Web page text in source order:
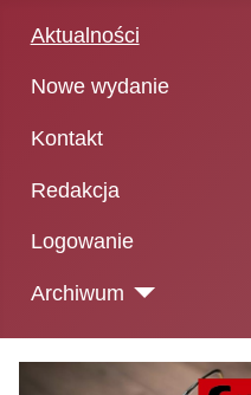
Aktualności
Nowe wydanie
Kontakt
Redakcja
Logowanie
Archiwum